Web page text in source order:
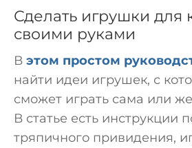
Сделать игрушки для
своими руками
В этом простом
найти идеи игрушек, с
сможет играть сама или
В статье есть инструкции
тряпичного привидения,